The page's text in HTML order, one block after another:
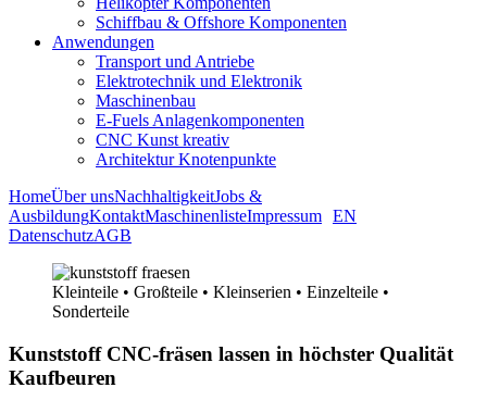
Schiffbau & Offshore Komponenten
Anwendungen
Transport und Antriebe
Elektrotechnik und Elektronik
Maschinenbau
E-Fuels Anlagenkomponenten
CNC Kunst kreativ
Architektur Knotenpunkte
HomeÜber unsNachhaltigkeitJobs &
AusbildungKontaktMaschinenlisteImpressum EN
DatenschutzAGB
Kleinteile • Großteile • Kleinserien • Einzelteile •
Sonderteile
Kunststoff CNC-fräsen lassen in höchster Qualität
Kaufbeuren